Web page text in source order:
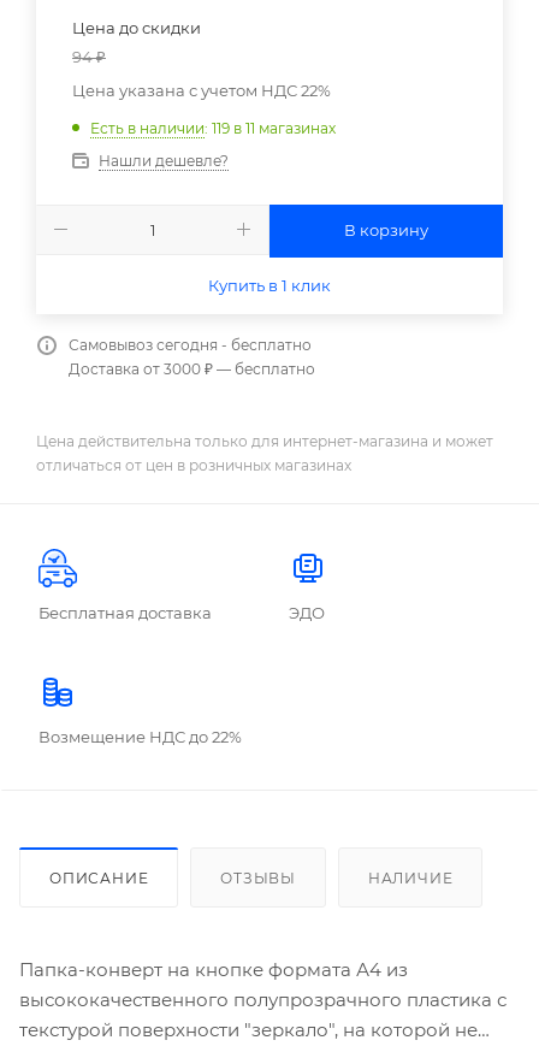
Цена до скидки
94₽
Цена указана с учетом НДС 22%
Есть в наличии: 119 в 11 магазинах
Нашли дешевле?
В корзину
Купить в 1 клик
Самовывоз сегодня - бесплатно
Доставка от 3000 ₽ — бесплатно
Цена действительна только для интернет-магазина и может
отличаться от цен в розничных магазинах
Бесплатная доставка ЭДО
Возмещение НДС до 22%
ОПИСАНИЕ ОТЗЫВЫ НАЛИЧИЕ
Папка-конверт на кнопке формата А4 из
высококачественного полупрозрачного пластика с
текстурой поверхности "зеркало", на которой не